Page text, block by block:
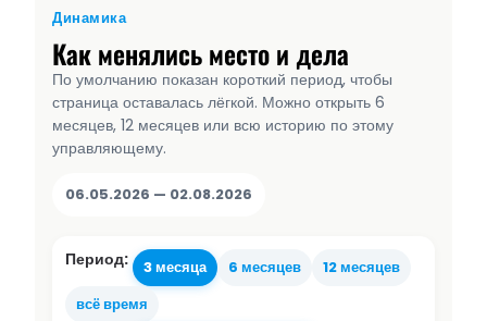
Динамика
Как менялись место и дела
По умолчанию показан короткий период, чтобы
страница оставалась лёгкой. Можно открыть 6
месяцев, 12 месяцев или всю историю по этому
управляющему.
06.05.2026 — 02.08.2026
Период: 3 месяца 6 месяцев
12 месяцев
всё время